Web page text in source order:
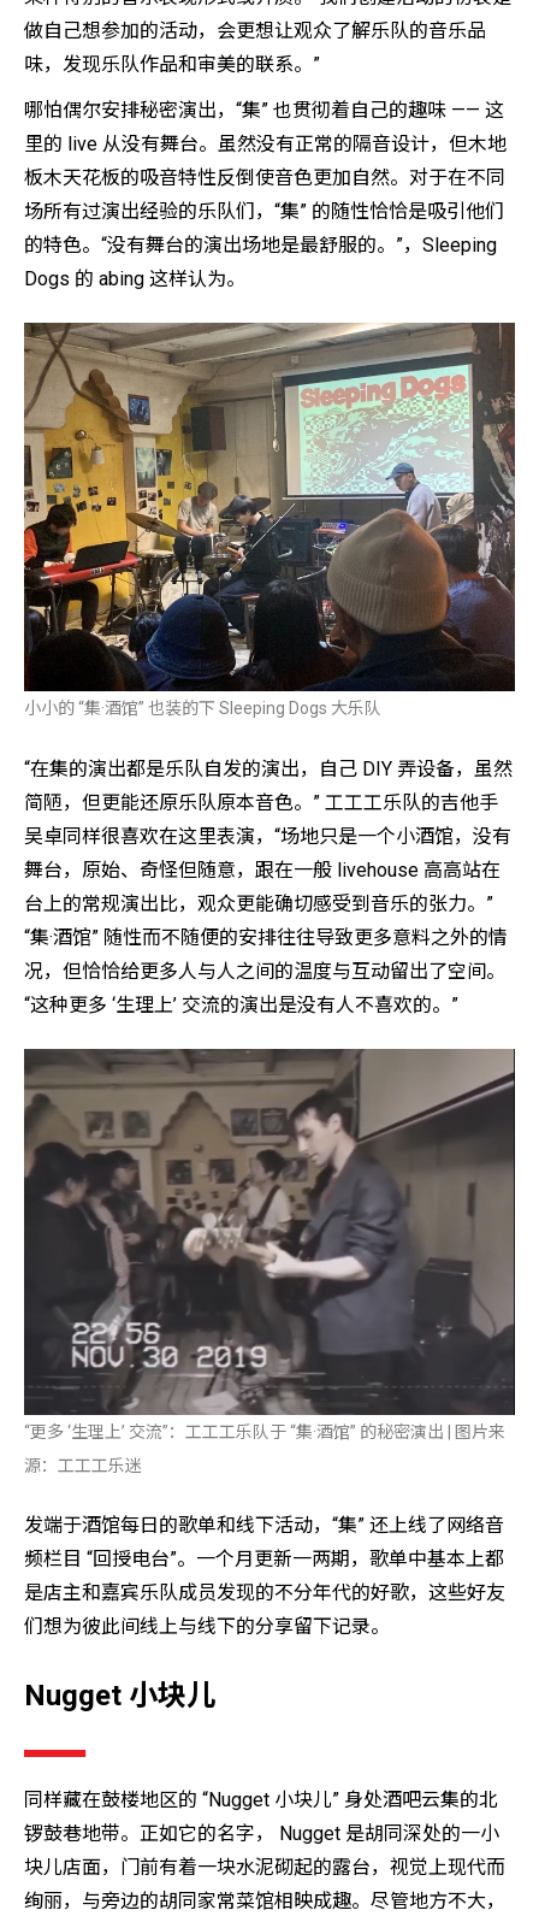
做自己想参加的活动，会更想让观众了解乐队的音乐品
味，发现乐队作品和审美的联系。”
哪怕偶尔安排秘密演出，“集” 也贯彻着自己的趣味 —— 这
里的 live 从没有舞台。虽然没有正常的隔音设计，但木地
板木天花板的吸音特性反倒使音色更加自然。对于在不同
场所有过演出经验的乐队们，“集” 的随性恰恰是吸引他们
的特色。“没有舞台的演出场地是最舒服的。”，Sleeping
Dogs 的 abing 这样认为。
小小的 “集·酒馆” 也装的下 Sleeping Dogs 大乐队
“在集的演出都是乐队自发的演出，自己 DIY 弄设备，虽然
简陋，但更能还原乐队原本音色。” 工工工乐队的吉他手
吴卓同样很喜欢在这里表演，“场地只是一个小酒馆，没有
舞台，原始、奇怪但随意，跟在一般 livehouse 高高站在
台上的常规演出比，观众更能确切感受到音乐的张力。”
“集·酒馆” 随性而不随便的安排往往导致更多意料之外的情
况，但恰恰给更多人与人之间的温度与互动留出了空间。
“这种更多 ‘生理上’ 交流的演出是没有人不喜欢的。”
“更多 ‘生理上’ 交流”：工工工乐队于 “集·酒馆” 的秘密演出 | 图片来
源：工工工乐迷
发端于酒馆每日的歌单和线下活动，“集” 还上线了网络音
频栏目 “回授电台”。一个月更新一两期，歌单中基本上都
是店主和嘉宾乐队成员发现的不分年代的好歌，这些好友
们想为彼此间线上与线下的分享留下记录。
Nugget 小块儿
同样藏在鼓楼地区的 “Nugget 小块儿” 身处酒吧云集的北
锣鼓巷地带。正如它的名字， Nugget 是胡同深处的一小
块儿店面，门前有着一块水泥砌起的露台，视觉上现代而
绚丽，与旁边的胡同家常菜馆相映成趣。尽管地方不大，